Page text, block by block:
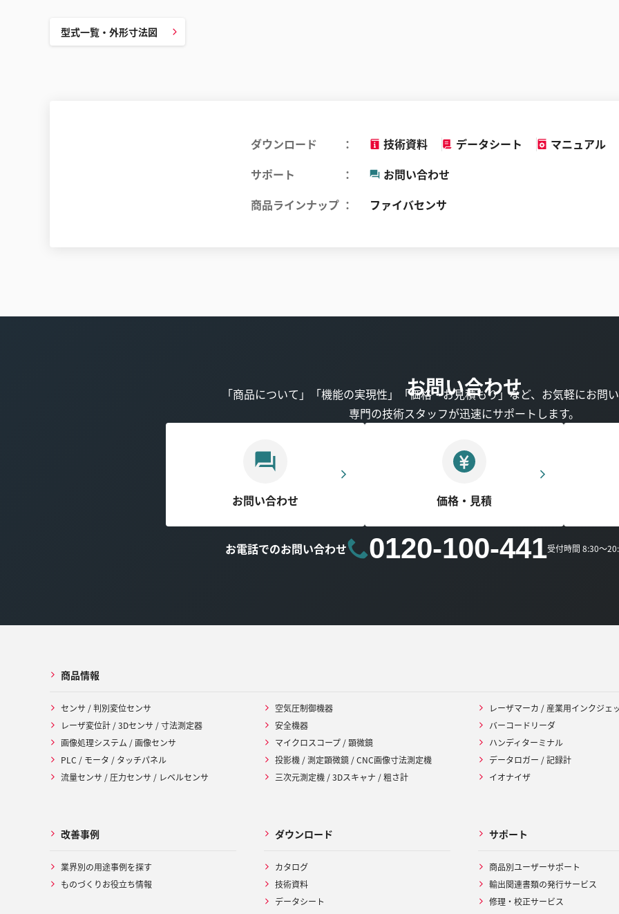
型式一覧・外形寸法図
ダウンロード 技術資料 データシート
マニュアル
サポート
お問い合わせ
商品ラインナップ
ファイバセンサ
お問い合わせ
「商品について」「機能の実現性」「価格・お見積もり」など、お気軽にお問
専門の技術スタッフが迅速にサポートします。
お問い合わせ 価格・見積
お電話でのお問い合わせ 0120-100-441受付時間 8:30～
商品情報
センサ / 判別変位センサ
レーザ変位計 / 3Dセンサ / 寸法測定器
画像処理システム / 画像センサ
PLC / モータ / タッチパネル
流量センサ / 圧力センサ / レベルセンサ
空気圧制御機器
安全機器
マイクロスコープ / 顕微鏡
投影機 / 測定顕微鏡 / CNC画像寸法測定機
三次元測定機 / 3Dスキャナ / 粗さ計
レーザマーカ / 産業用インクジェ
バーコードリーダ
ハンディターミナル
データロガー / 記録計
イオナイザ
改善事例
業界別の用途事例を探す
ものづくりお役立ち情報
ダウンロード
カタログ
技術資料
データシート
サポート
商品別ユーザーサポート
輸出関連書類の発行サービス
修理・校正サービス